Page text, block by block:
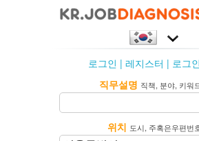
로그인 | 레지스터 | 로그
직무설명 직책, 분야, 키워
위치 도시, 주혹은우편번